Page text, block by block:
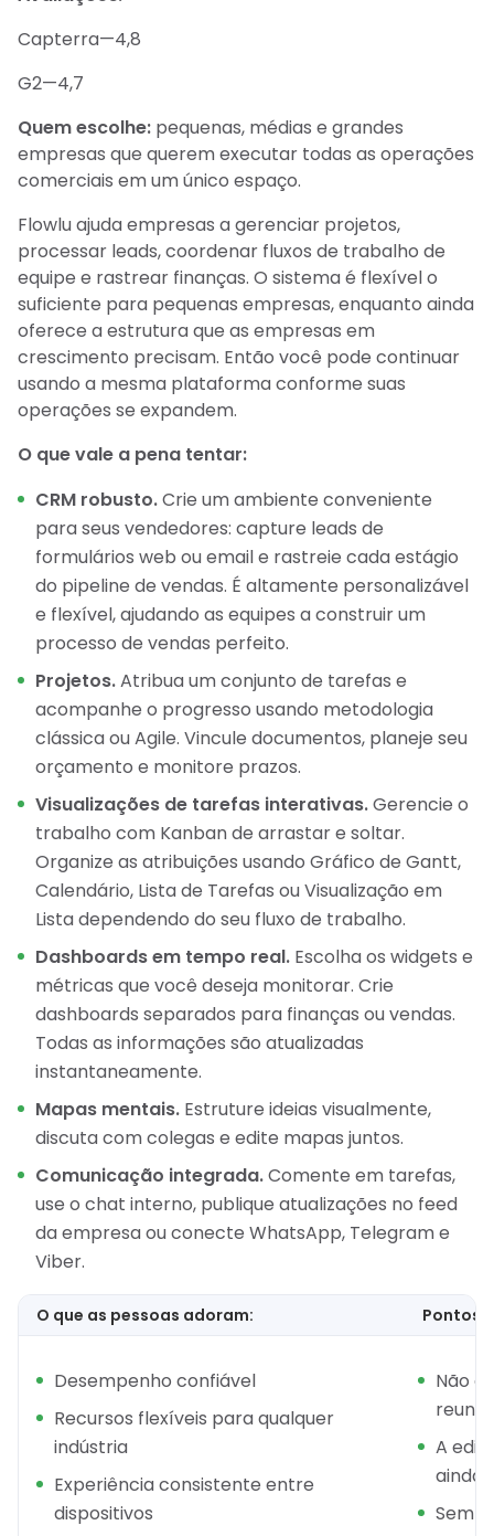
Capterra—4,8
G2—4,7
Quem escolhe: pequenas, médias e grandes
empresas que querem executar todas as operações
comerciais em um único espaço.
Flowlu ajuda empresas a gerenciar projetos,
processar leads, coordenar fluxos de trabalho de
equipe e rastrear finanças. O sistema é flexível o
suficiente para pequenas empresas, enquanto ainda
oferece a estrutura que as empresas em
crescimento precisam. Então você pode continuar
usando a mesma plataforma conforme suas
operações se expandem.
O que vale a pena tentar:
CRM robusto.Crie um ambiente conveniente
para seus vendedores: capture leads de
formulários web ou email e rastreie cada estágio
do pipeline de vendas. É altamente personalizável
e flexível, ajudando as equipes a construir um
processo de vendas perfeito.
Projetos.Atribua um conjunto de tarefas e
acompanhe o progresso usando metodologia
clássica ou Agile. Vincule documentos, planeje seu
orçamento e monitore prazos.
Visualizações de tarefas interativas.Gerencie o
trabalho com Kanban de arrastar e soltar.
Organize as atribuições usando Gráfico de Gantt,
Calendário, Lista de Tarefas ou Visualização em
Lista dependendo do seu fluxo de trabalho.
Dashboards em tempo real. Escolha os widgets e
métricas que você deseja monitorar. Crie
dashboards separados para finanças ou vendas.
Todas as informações são atualizadas
instantaneamente.
Mapas mentais. Estruture ideias visualmente,
discuta com colegas e edite mapas juntos.
Comunicação integrada.Comente em tarefas,
use o chat interno, publique atualizações no feed
da empresa ou conecte WhatsApp, Telegram e
Viber.
O que as pessoas adoram: Pontos
Desempenho confiável
Recursos flexíveis para qualquer
indústria
Experiência consistente entre
dispositivos
Não
A
ainda
Sem